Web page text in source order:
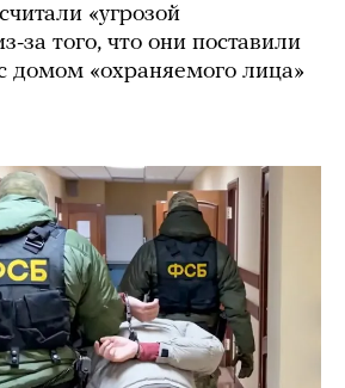
«угрозой
за того, что они поставили
домом «охраняемого лица»